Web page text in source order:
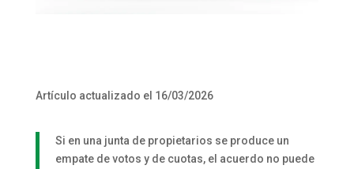
Artículo actualizado el 16/03/2026
Si en una junta de propietarios se produce un
empate de votos y de cuotas, el acuerdo no puede